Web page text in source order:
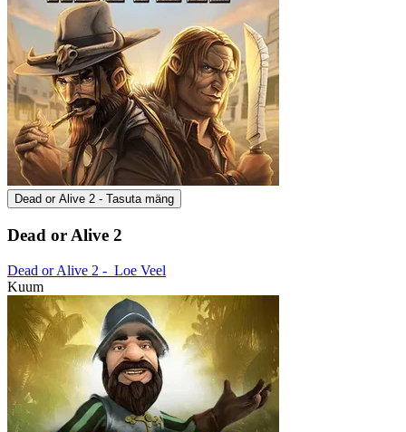
Dead or Alive 2 - Tasuta mäng
Dead or Alive 2
Dead or Alive 2 - Loe Veel
Kuum